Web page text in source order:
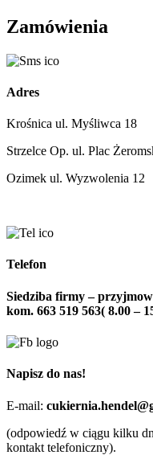
Zamówienia
Adres
Krośnica ul. Myśliwca 18
Strzelce Op. ul. Plac
Ozimek ul. Wyzwolenia 12
Telefon
Siedziba firmy –
kom. 663 519 563( 8.00 –
Napisz do nas!
E-mail:
(odpowiedź w ciągu kilku
kontakt telefoniczny).